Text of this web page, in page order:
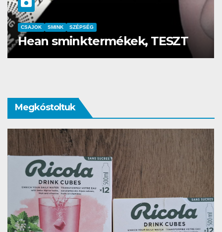
CSAJOK SMINK SZÉPSÉG
Hean sminktermékek, TESZT
Megkóstoltuk